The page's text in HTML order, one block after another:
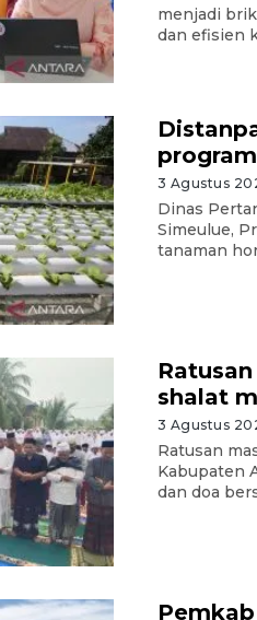
menjadi
dan efisien
3 Agustus
Dinas
Simeulue,
tanaman
shalat
3 Agustus
Ratusan
Kabupaten
dan doa